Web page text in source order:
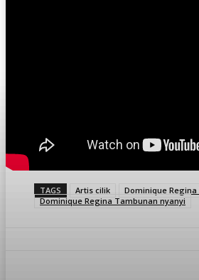
TAGS Artis cilik
Dominique
Dominique Regina Tambunan nyanyi